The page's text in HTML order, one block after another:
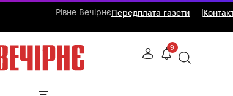
Рівне ВечірнєПередплата газети
9